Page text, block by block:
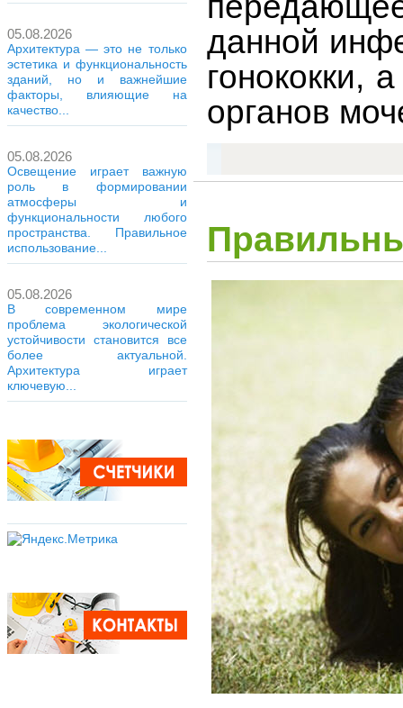
05.08.2026
Архитектура — это не только
эстетика и функциональность
зданий, но и важнейшие
факторы, влияющие на
качество...
05.08.2026
Освещение играет важную
роль в формировании
атмосферы и
функциональности любого
пространства. Правильное
использование...
05.08.2026
В современном мире
проблема экологической
устойчивости становится все
более актуальной.
Архитектура играет
ключевую...
данной
гонококки,
органов